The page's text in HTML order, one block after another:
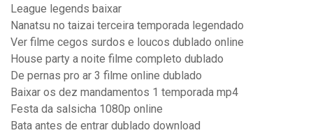
League legends baixar
Nanatsu no taizai terceira temporada legendado
Ver filme cegos surdos e loucos dublado online
House party a noite filme completo dublado
De pernas pro ar 3 filme online dublado
Baixar os dez mandamentos 1 temporada mp4
Festa da salsicha 1080p online
Bata antes de entrar dublado download